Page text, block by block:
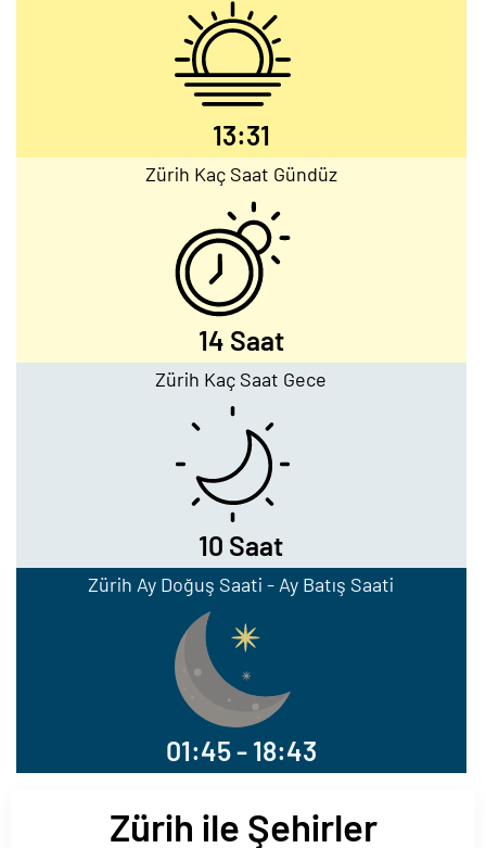
13:31
Zürih Kaç Saat Gündüz
14 Saat
Zürih Kaç Saat Gece
10 Saat
Zürih Ay Doğuş Saati - Ay Batış Saati
01:45 - 18:43
Zürih ile Şehirler